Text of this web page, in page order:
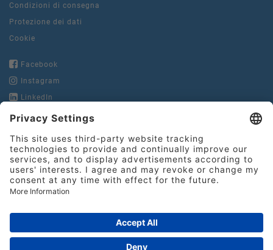
Condizioni di consegna
Protezione dei dati
Cookie
Facebook
Instagram
LinkedIn
YouTube
Hinderer + Mühlich
GmbH & Co. KG
Fax: